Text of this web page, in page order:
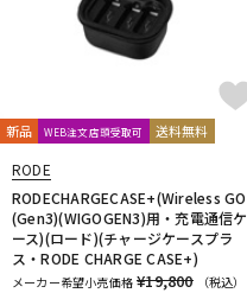
新品 WEB注文店頭受取可 送料無料
RODE
RODECHARGECASE+(Wireless GO
(Gen3)(WIGOGEN3)用・充電通信ケ
ース)(ロード)(チャージケースプラ
ス・RODE CHARGE CASE+)
メーカー希望小売価格 ¥19,800
（税込）